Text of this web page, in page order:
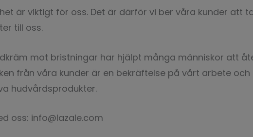
är viktigt för oss. Det är därför vi ber våra kunder att
till oss.
mot bristningar har hjälpt många människor att
från våra kunder är en bekräftelse på vårt arbete
hudvårdsprodukter.
oss: info@lazale.com